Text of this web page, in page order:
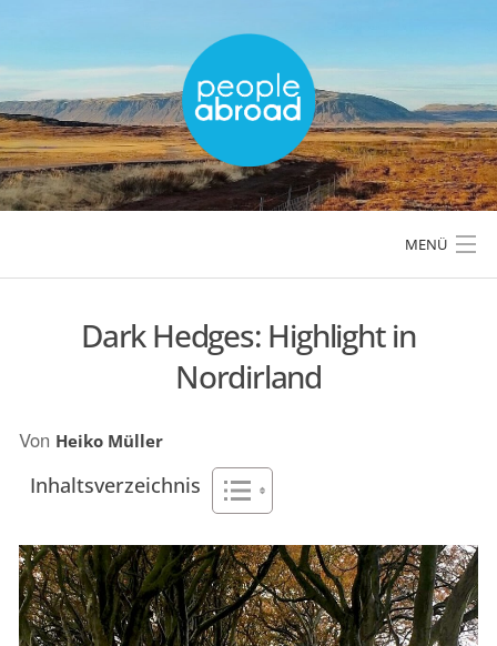
content
MENÜ
LÄNDER & REGIONEN
AKTIVREISEN & OUTDOOR
MENSCHEN & STORIES
ÜBER PEOPLE ABROAD
Dark Hedges: Highlight in
Nordirland
Von Heiko Müller
Inhaltsverzeichnis